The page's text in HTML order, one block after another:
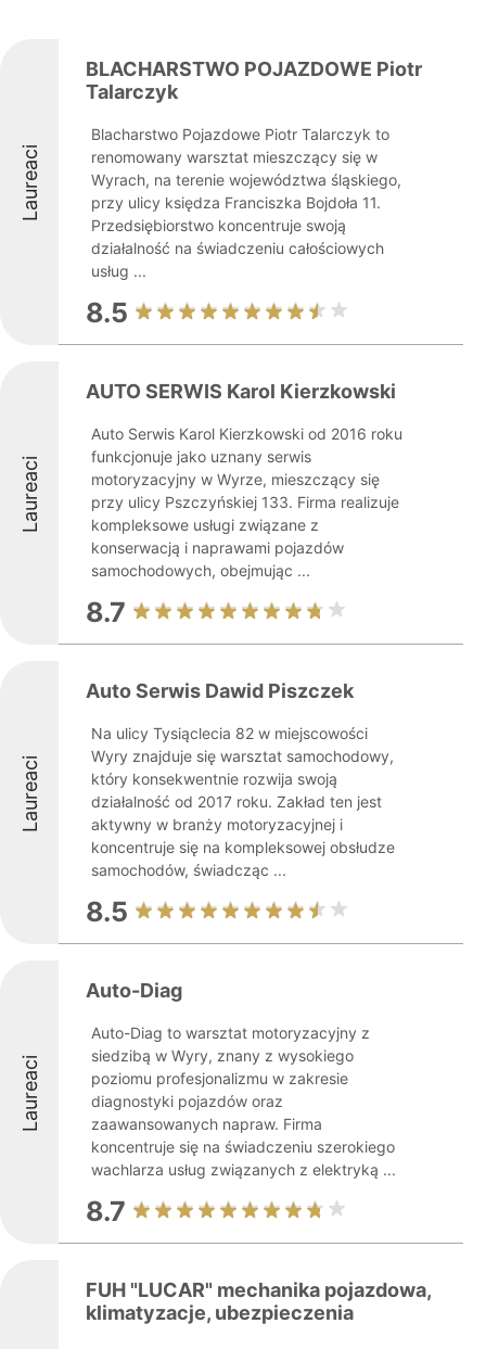
Laureaci
BLACHARSTWO POJAZDOWE Piotr
Talarczyk
Blacharstwo Pojazdowe Piotr Talarczyk to
renomowany warsztat mieszczący się w
Wyrach, na terenie województwa śląskiego,
przy ulicy księdza Franciszka Bojdoła 11.
Przedsiębiorstwo koncentruje swoją
działalność na świadczeniu całościowych
usług ...
8.5
Laureaci
AUTO SERWIS Karol Kierzkowski
Auto Serwis Karol Kierzkowski od 2016 roku
funkcjonuje jako uznany serwis
motoryzacyjny w Wyrze, mieszczący się
przy ulicy Pszczyńskiej 133. Firma realizuje
kompleksowe usługi związane z
konserwacją i naprawami pojazdów
samochodowych, obejmując ...
8.7
Laureaci
Auto Serwis Dawid Piszczek
Na ulicy Tysiąclecia 82 w miejscowości
Wyry znajduje się warsztat samochodowy,
który konsekwentnie rozwija swoją
działalność od 2017 roku. Zakład ten jest
aktywny w branży motoryzacyjnej i
koncentruje się na kompleksowej obsłudze
samochodów, świadcząc ...
8.5
Laureaci
Auto-Diag
Auto-Diag to warsztat motoryzacyjny z
siedzibą w Wyry, znany z wysokiego
poziomu profesjonalizmu w zakresie
diagnostyki pojazdów oraz
zaawansowanych napraw. Firma
koncentruje się na świadczeniu szerokiego
wachlarza usług związanych z elektryką ...
8.7
FUH "LUCAR" mechanika pojazdowa,
klimatyzacje, ubezpieczenia